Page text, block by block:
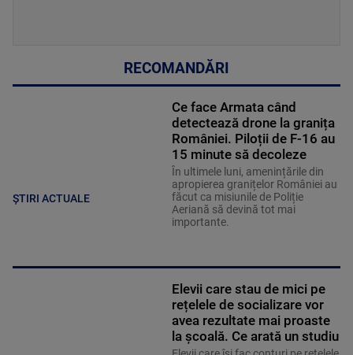
RECOMANDĂRI
ȘTIRI ACTUALE
Ce face Armata când
detectează drone la granița
României. Piloții de F-16 au
15 minute să decoleze
În ultimele luni, amenințările din
apropierea granițelor României au
făcut ca misiunile de Poliție
Aeriană să devină tot mai
importante.
Elevii care stau de mici pe
rețelele de socializare vor
avea rezultate mai proaste
la școală. Ce arată un studiu